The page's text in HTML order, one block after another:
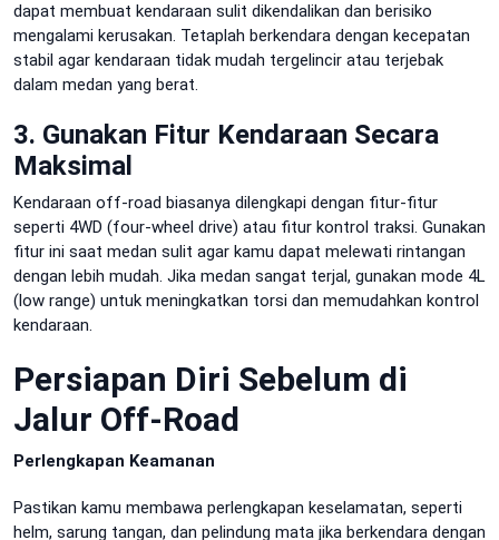
dapat membuat kendaraan sulit dikendalikan dan berisiko
mengalami kerusakan. Tetaplah berkendara dengan kecepatan
stabil agar kendaraan tidak mudah tergelincir atau terjebak
dalam medan yang berat.
3. Gunakan Fitur Kendaraan Secara
Maksimal
Kendaraan off-road biasanya dilengkapi dengan fitur-fitur
seperti 4WD (four-wheel drive) atau fitur kontrol traksi. Gunakan
fitur ini saat medan sulit agar kamu dapat melewati rintangan
dengan lebih mudah. Jika medan sangat terjal, gunakan mode 4L
(low range) untuk meningkatkan torsi dan memudahkan kontrol
kendaraan.
Persiapan Diri Sebelum di
Jalur Off-Road
Perlengkapan Keamanan
Pastikan kamu membawa perlengkapan keselamatan, seperti
helm, sarung tangan, dan pelindung mata jika berkendara dengan